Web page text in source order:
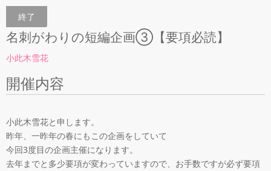
終了
名刺がわりの短編企画③【要項必読】
小此木雪花
開催内容
小此木雪花と申します。
昨年、一昨年の春にもこの企画をしていて
今回3度目の企画主催になります。
去年までと多少要項が変わっていますので、お手数ですが必ず要項